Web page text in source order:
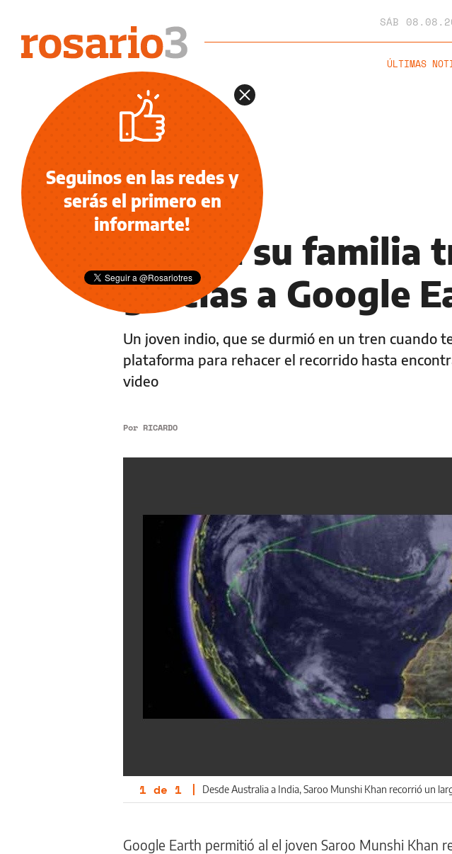
SÁB
ÚLTIMAS
NOTICIAS
Halló a su familia
gracias a Google
Un joven indio, que se durmió en un tren cuando
plataforma para rehacer el recorrido hasta
video
Por RICARDO
1 de 1 | Desde Australia a India, Saroo Munshi Khan recorrió un
Google Earth permitió al el joven Saroo Munshi Khan
Seguinos en las redes y
serás el primero en
informarte!